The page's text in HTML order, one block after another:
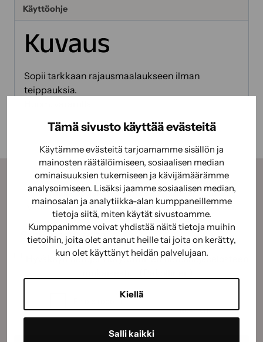
Tämä sivusto käyttää evästeitä
Käytämme evästeitä tarjoamamme sisällön ja
mainosten räätälöimiseen, sosiaalisen median
ominaisuuksien tukemiseen ja kävijämäärämme
analysoimiseen. Lisäksi jaamme sosiaalisen median,
mainosalan ja analytiikka-alan kumppaneillemme
tietoja siitä, miten käytät sivustoamme.
Kumppanimme voivat yhdistää näitä tietoja muihin
tietoihin, joita olet antanut heille tai joita on kerätty,
kun olet käyttänyt heidän palvelujaan.
Kiellä
Salli kaikki
Käyttöohje
Kuvaus
Sopii tarkkaan rajausmaalaukseen ilman
teippauksia.
Tilaamalla uutiskirjeemme saat kauden parhaat
vinkit, ohjeet ja tarjoukset suoraan sähköpostiisi.
Sähköposti
(Pakollinen)
Suostumus (Pakollinen)
Hyväksyn tietojeni käyttämisentietosuojaselosteen